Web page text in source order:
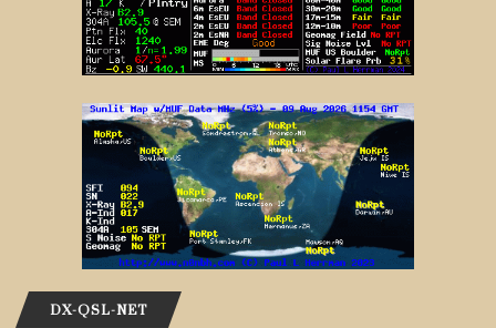
DX-QSL-NET